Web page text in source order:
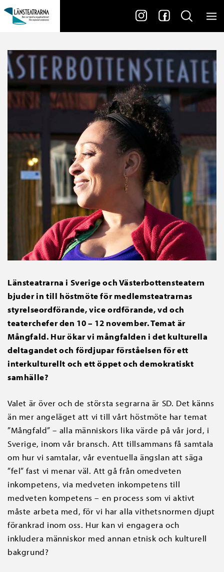
Länsteatrarna i Sverige och Västerbottensteatern
bjuder in till höstmöte för medlemsteatrarnas
styrelseordförande, vice ordförande, vd och
teaterchefer den 10 – 12 november. Temat är
Mångfald. Hur ökar vi mångfalden i det kulturella
deltagandet och fördjupar förståelsen för ett
interkulturellt och ett öppet och demokratiskt
samhälle?
Valet är över och de största segrarna är SD. Det känns
än mer angeläget att vi till vårt höstmöte har temat
”Mångfald” – alla människors lika värde på vår jord, i
Sverige, inom vår bransch. Att tillsammans få samtala
om hur vi samtalar, vår eventuella ängslan att säga
”fel” fast vi menar väl. Att gå från omedveten
inkompetens, via medveten inkompetens till
medveten kompetens – en process som vi aktivt
måste arbeta med, för vi har alla vithetsnormen djupt
förankrad inom oss. Hur kan vi engagera och
inkludera människor med annan etnisk och kulturell
bakgrund?